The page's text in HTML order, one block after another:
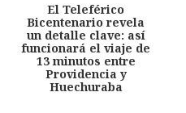
El Teleférico
Bicentenario revela
un detalle clave: así
funcionará el viaje de
13 minutos entre
Providencia y
Huechuraba